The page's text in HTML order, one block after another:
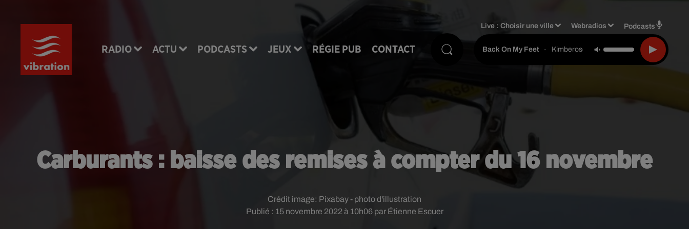
RADIO ACTU PODCASTS JEUX RÉGIE PUB CONTACT
Live :Choisir une ville Webradios Podcasts
Back On My Feet - Kimberose
Carburants : baisse des remises à compter du 16 novembre
Publié : 15 novembre 2022 à 10h06 par Étienne Escuer
Crédit image: Pixabay - photo d'illustration